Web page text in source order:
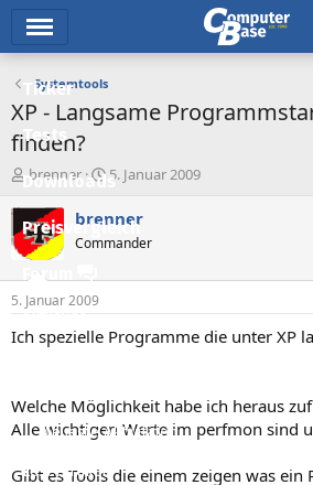
Ticker
Tests
Downloads
Preisvergleich
Forum
Aktuelles
Neueste Aktivitäten
Leserartikel
Systemtools
XP - Langsame
finden?
E
r
s
t
e
e
r
brenner
E
r
s
e
t
a
5. Januar 2009
brenner
Commander
5. Januar 2009
Ich spezielle Programme die unter XP
Welche Möglichkeit habe ich heraus
Alle wichtigen Werte im perfmon sind
Gibt es Tools die einem zeigen was